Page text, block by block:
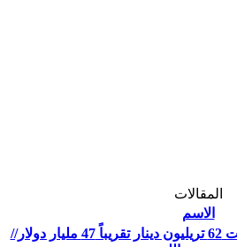
المقالات
الاسم
مهزلة القرن: الجرذان اتلفت 62 تريليون دينار تقريباً 47 مليار دولار//